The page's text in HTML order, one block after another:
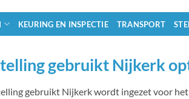
KEURING EN INSPECTIE TRANSPORT
gebruikt Nijkerk
gebruikt Nijkerk wordt ingezet voor